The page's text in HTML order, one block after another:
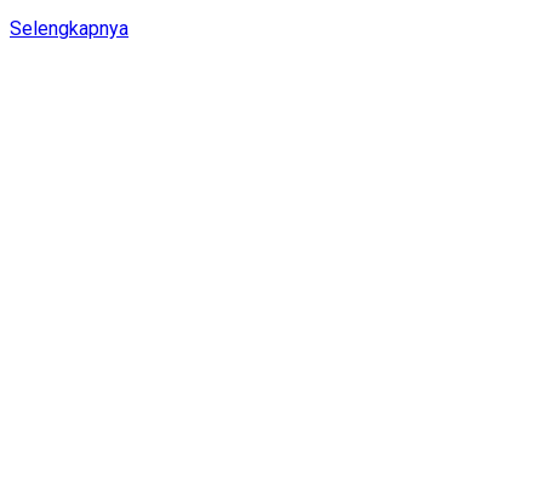
SelengkapnyaDetails